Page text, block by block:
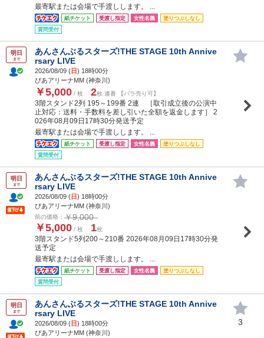
最寄駅または会場で手渡しします。 ...
紙チケット 受渡し指定 女性名義
塗りつぶしなし
質問受付
明日
まで
あんさんぶるスターズ!THE STAGE 10th Annive
rsary LIVE
2026/08/09 (日) 18時00分
ぴあアリーナMM (神奈川)
￥5,000 / 枚 2枚 連番 【バラ売り可】
3階スタンド2列 195～199番 2連 ［取引成立後の公演中
止対応：送料・手数料を差し引いた全額を返金します］ 2
026年08月09日17時30分発送予定
最寄駅または会場で手渡しします。 ...
紙チケット 受渡し指定 女性名義
塗りつぶしなし
質問受付
明日
まで
あんさんぶるスターズ!THE STAGE 10th Annive
rsary LIVE
2026/08/09 (日) 18時00分
ぴあアリーナMM (神奈川)
前の価格： ￥9,000
￥5,000 / 枚 1枚
3階スタンド5列200～210番 2026年08月09日17時30分発
送予定
最寄駅または会場で手渡しします。 ...
紙チケット 受渡し指定 女性名義
塗りつぶしなし
質問受付
明日
まで
あんさんぶるスターズ!THE STAGE 10th Annive
rsary LIVE
2026/08/09 (日) 18時00分
ぴあアリーナMM (神奈川)
3